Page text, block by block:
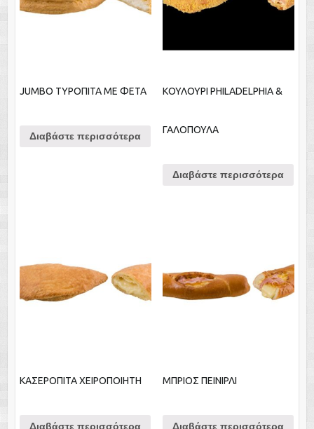
JUMBO ΤΥΡΟΠΙΤΑ ΜΕ ΦΕΤΑ
Διαβάστε περισσότερα
ΚΟΥΛΟΥΡΙ PHILADELPHIA &
ΓΑΛΟΠΟΥΛΑ
Διαβάστε περισσότερα
ΚΑΣΕΡΟΠΙΤΑ ΧΕΙΡΟΠΟΙΗΤΗ
Διαβάστε περισσότερα
ΜΠΡΙΟΣ ΠΕΙΝΙΡΛΙ
Διαβάστε περισσότερα